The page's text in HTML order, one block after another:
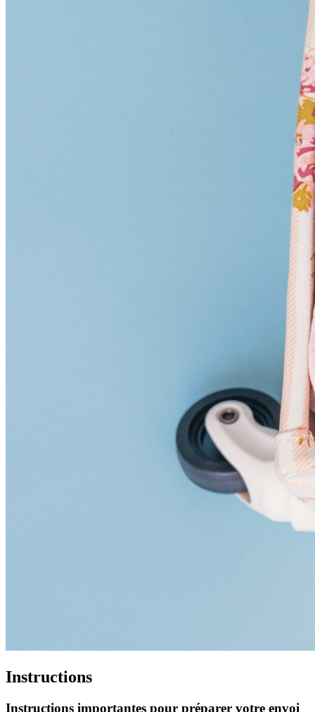
Instructions
Instructions importantes pour préparer votre envoi